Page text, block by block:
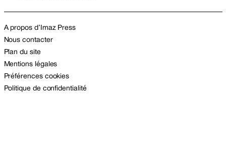
A propos d’Imaz Press
Nous contacter
Plan du site
Mentions légales
Préférences cookies
Politique de confidentialité